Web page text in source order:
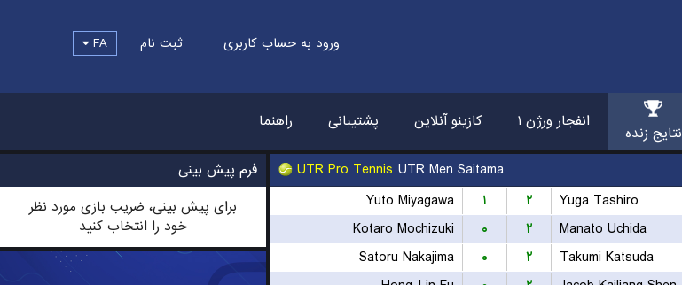
ورود به حساب کاربری ثبت نام FA
نتایج زنده
انفجار ورژن ۱ کازینو آنلاین پشتیبانی راهنما
UTR Pro Tennis UTR Men Saitama
Yuto Miyagawa
۱ ۲ Yuga Tashiro
Kotaro Mochizuki
۰ ۲ Manato Uchida
Satoru Nakajima
۰ ۲ Takumi Katsuda
فرم پیش بینی
برای پیش بینی، ضریب بازی مورد نظر
خود را انتخاب کنید